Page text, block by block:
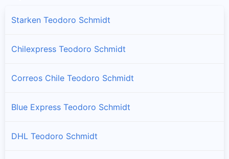
Starken Teodoro Schmidt
Chilexpress Teodoro Schmidt
Correos Chile Teodoro Schmidt
Blue Express Teodoro Schmidt
DHL Teodoro Schmidt